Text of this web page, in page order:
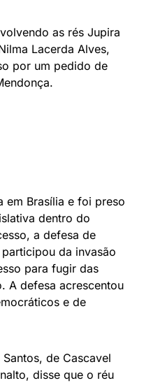
as rés Jupira
Lacerda Alves,
por um pedido de
em Brasília e foi preso
dentro do
a defesa de
da invasão
para fugir das
A defesa acrescentou
e de
de Cascavel
disse que o réu